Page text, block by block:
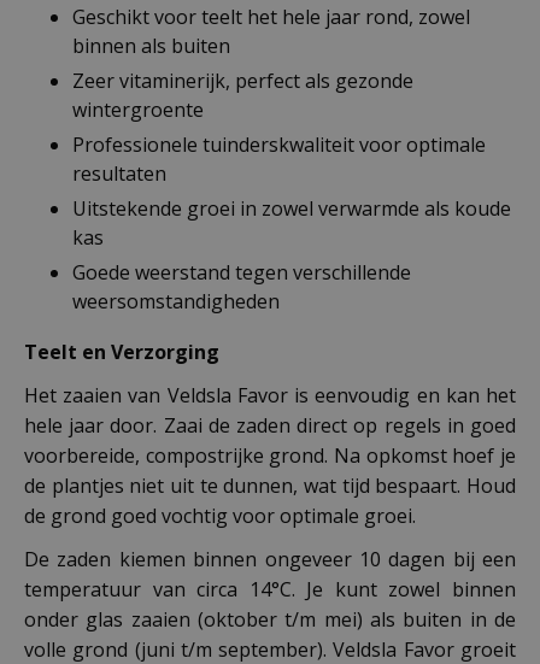
Geschikt voor teelt het hele jaar rond, zowel
binnen als buiten
Zeer vitaminerijk, perfect als gezonde
wintergroente
Professionele tuinderskwaliteit voor optimale
resultaten
Uitstekende groei in zowel verwarmde als koude
kas
Goede weerstand tegen verschillende
weersomstandigheden
Teelt en Verzorging
Het zaaien van Veldsla Favor is eenvoudig en kan het
hele jaar door. Zaai de zaden direct op regels in goed
voorbereide, compostrijke grond. Na opkomst hoef je
de plantjes niet uit te dunnen, wat tijd bespaart. Houd
de grond goed vochtig voor optimale groei.
De zaden kiemen binnen ongeveer 10 dagen bij een
temperatuur van circa 14°C. Je kunt zowel binnen
onder glas zaaien (oktober t/m mei) als buiten in de
volle grond (juni t/m september). Veldsla Favor groeit